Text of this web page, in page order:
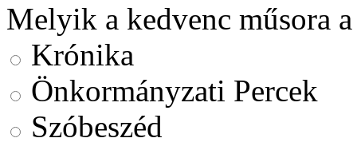
Melyik a kedvenc műsora
Krónika
Önkormányzati Percek
Szóbeszéd